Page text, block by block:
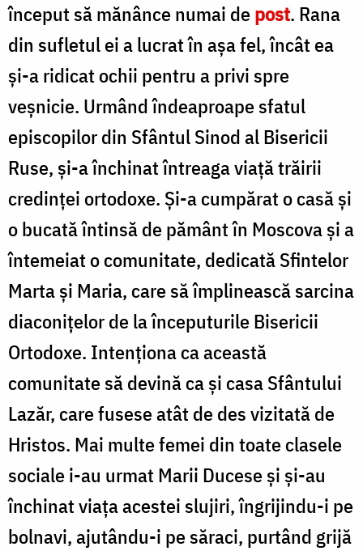
început să mănânce numai depost. Rana
din sufletul ei a lucrat în așa fel, încât ea
și-a ridicat ochii pentru a privi spre
veșnicie. Urmând îndeaproape sfatul
episcopilor din Sfântul Sinod al Bisericii
Ruse, și-a închinat întreaga viață trăirii
credinței ortodoxe. Și-a cumpărat o casă și
o bucată întinsă de pământ în Moscova și a
întemeiat o comunitate, dedicată Sfintelor
Marta și Maria, care să împlinească sarcina
diaconițelor de la începuturile Bisericii
Ortodoxe. Intenționa ca această
comunitate să devină ca și casa Sfântului
Lazăr, care fusese atât de des vizitată de
Hristos. Mai multe femei din toate clasele
sociale i-au urmat Marii Ducese și și-au
închinat viața acestei slujiri, îngrijindu-i pe
bolnavi, ajutându-i pe săraci, purtând grijă